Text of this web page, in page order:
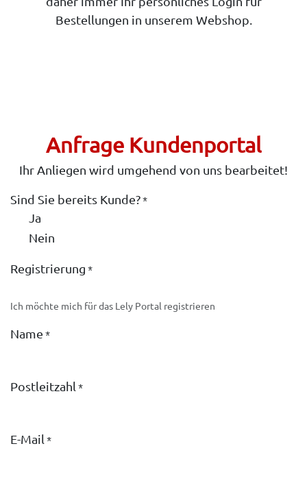
Bestellungen in unserem Webshop.
Anfrage Kundenportal
Ihr Anliegen wird umgehend von uns bearbeitet!
Sind Sie bereits Kunde?*
Ja
Nein
Registrierung *
Ich möchte mich für das Lely Portal registrieren
Name *
Postleitzahl *
E-Mail *